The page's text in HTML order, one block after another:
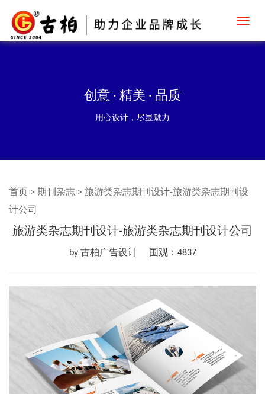
创意 · 精美 · 品质
用心设计，尽显魅力
首页 > 期刊杂志 > 旅游类杂志期刊设计-旅游类杂志期刊设
计公司
旅游类杂志期刊设计-旅游类杂志期刊设计公司
by 古柏广告设计 围观：4837